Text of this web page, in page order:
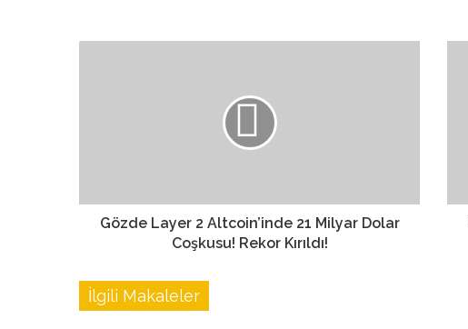
Gözde Layer 2 Altcoin’inde 21 Milyar Dolar
Coşkusu! Rekor Kırıldı!
İlgili Makaleler